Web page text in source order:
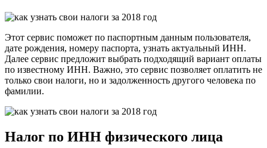
Этот сервис поможет по паспортным данным пользователя,
дате рождения, номеру паспорта, узнать актуальный ИНН.
Далее сервис предложит выбрать подходящий вариант оплаты
по известному ИНН. Важно, это сервис позволяет оплатить не
только свои налоги, но и задолженность другого человека по
фамилии.
Налог по ИНН физического лица